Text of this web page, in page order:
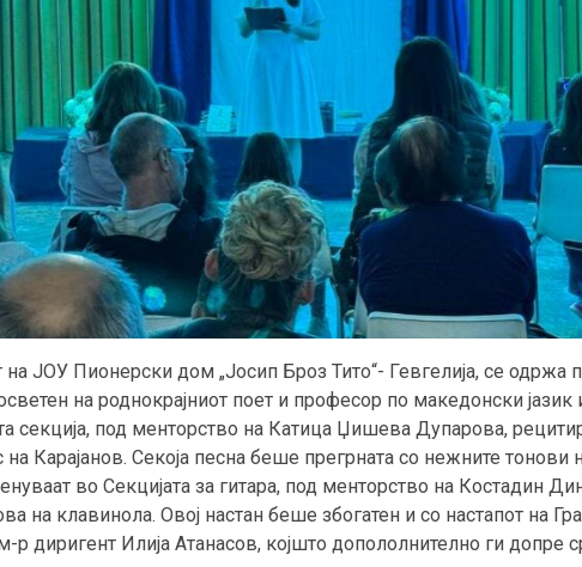
на ЈОУ Пионерски дом „Јосип Броз Тито“- Гевгелија, се одржа
на роднокрајниот поет и професор по македонски јазик
секција, под менторство на Катица Џишева Дупарова,
на Карајанов. Секоја песна беше прегрната со нежните тонови
во Секцијата за гитара, под менторство на Костадин
на клавинола. Овој настан беше збогатен и со настапот на
р диригент Илија Атанасов, којшто допололнително ги допре